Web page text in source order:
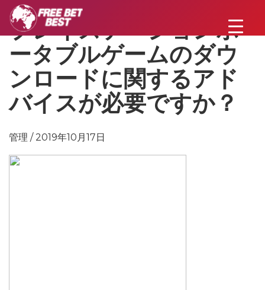
プレイステーションポ
ータブルゲームのダウ
ンロードに関するアド
バイスが必要ですか？
管理 / 2019年10月17日